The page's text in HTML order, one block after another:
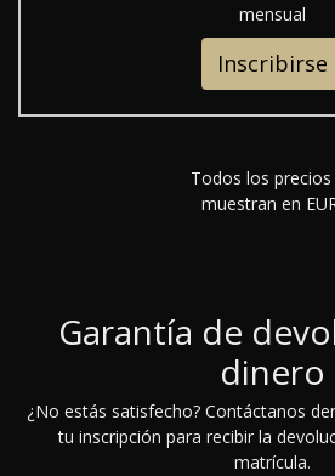
mensual
Inscribirse
Todos los precios
muestran en
Garantía de
dinero
¿No estás satisfecho? Contáctanos
tu inscripción para recibir la
matrícula.